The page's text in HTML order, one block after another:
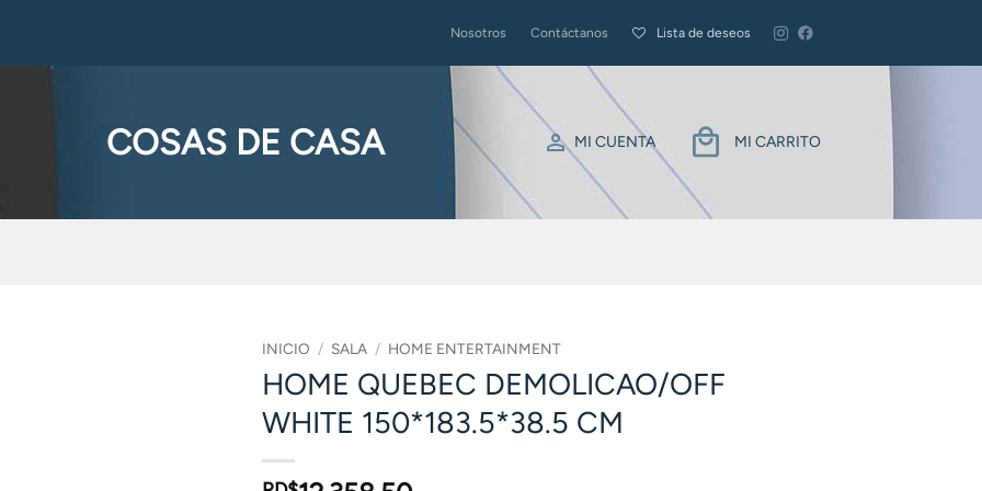
Nosotros Contáctanos Lista de deseos
COSAS DE CASA MI CUENTA MI CARRITO
INICIO / SALA / HOME ENTERTAINMENT
HOME QUEBEC DEMOLICAO/OFF
WHITE 150*183.5*38.5 CM